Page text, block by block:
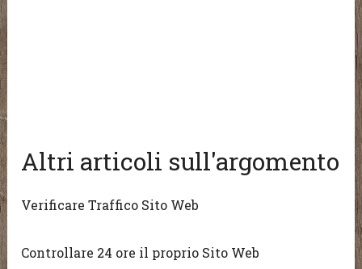
Altri articoli sull'argomento
Verificare Traffico Sito Web
Controllare 24 ore il proprio Sito Web